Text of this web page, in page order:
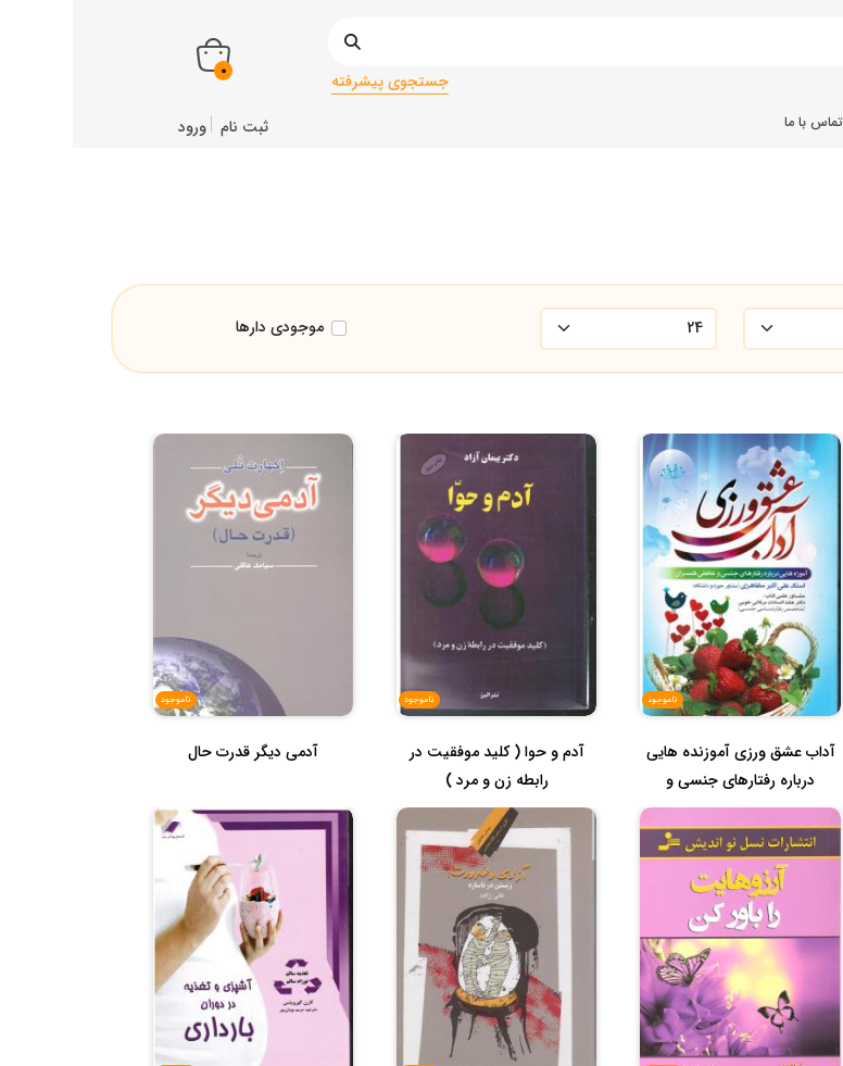
جستجوی پیشرفته 0
تماس با ما ثبت نام
ورود
موجودی دارها
ناموجود
آداب عشق ورزی آموزنده هایی
درباره رفتارهای جنسی و
عاطف...
ناموجود
آدم و حوا ( کلید موفقیت در
رابطه زن و مرد )
ناموجود
آدمی دیگر قدرت حال